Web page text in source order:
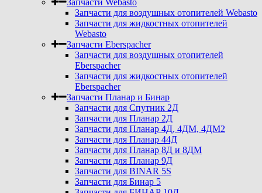
Запчасти Webasto
Запчасти для воздушных отопителей Webasto
Запчасти для жидкостных отопителей
Webasto
Запчасти Eberspacher
Запчасти для воздушных отопителей
Eberspacher
Запчасти для жидкостных отопителей
Eberspacher
Запчасти Планар и Бинар
Запчасти для Спутник 2Д
Запчасти для Планар 2Д
Запчасти для Планар 4Д, 4ДМ, 4ДМ2
Запчасти для Планар 44Д
Запчасти для Планар 8Д и 8ДМ
Запчасти для Планар 9Д
Запчасти для BINAR 5S
Запчасти для Бинар 5